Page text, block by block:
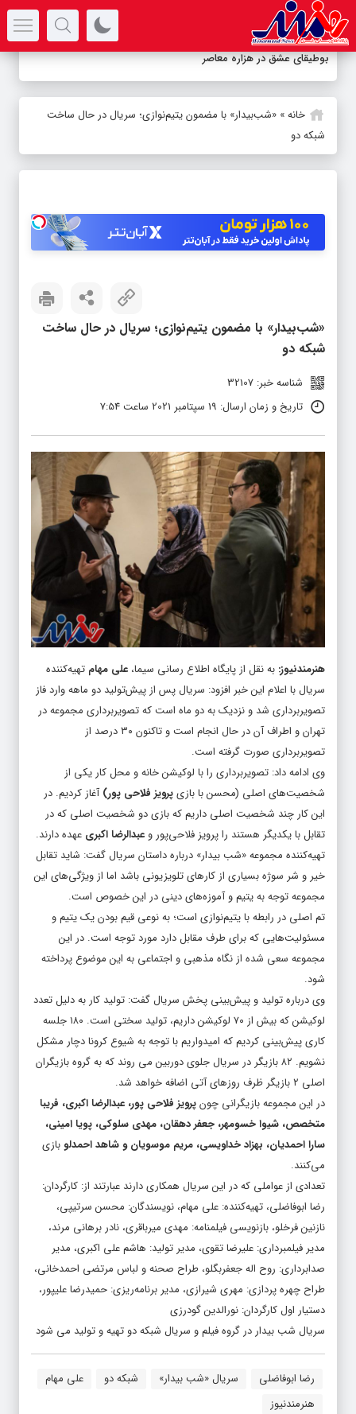
بوطیقای عشق در هزاره معاصر
خانه» «شب‌بیدار» با مضمون یتیم‌نوازی؛‌ سریال در حال ساخت
شبکه دو
«شب‌بیدار» با مضمون یتیم‌نوازی؛‌ سریال در حال ساخت
شبکه دو
شناسه خبر: 32107
تاریخ و زمان ارسال: 19 سپتامبر 2021 ساعت 7:54
هنرمندنیوز: به نقل از پایگاه اطلاع رسانی سیما، علی مهام تهیه‌کننده
سریال با اعلام این خبر افزود: سریال پس از پیش‌تولید دو ماهه وارد فاز
تصویربرداری شد و نزدیک به دو ماه است که تصویربرداری مجموعه در
تهران و اطراف آن در حال انجام است و تاکنون ۳۰ درصد از
تصویربرداری صورت گرفته است.
وی ادامه داد: تصویربرداری را با لوکیشن خانه و محل کار یکی از
شخصیت‌های اصلی (محسن با بازیپرویز فلاحی پور)آغاز کردیم. در
این کار چند شخصیت اصلی داریم که بازی دو شخصیت اصلی که در
تقابل با یکدیگر هستند را پرویز فلاحی‌پور وعبدالرضا اکبری عهده دارند.
تهیه‌کننده مجموعه«شب بیدار» درباره داستان سریال گفت: شاید تقابل
خیر و شر سوژه بسیاری از کارهای تلویزیونی باشد اما از ویژگی‌های این
مجموعه توجه به یتیم و آموزه‌های دینی در این خصوص است.
تم اصلی در رابطه بایتیم‌نوازی است؛ به نوعی قیم بودن یک یتیم و
مسئولیت‌هایی که برای طرف مقابل دارد مورد توجه است. در این
مجموعه سعی شده از نگاه مذهبی و اجتماعی به این موضوع پرداخته
شود.
وی درباره تولید و پیش‌بینی پخش سریال گفت: تولید کار به دلیل تعدد
لوکیشن که بیش از ۷۰ لوکیشن داریم، تولید سختی است. ۱۸۰ جلسه
کاری پیش‌بینی کردیم که امیدواریم با توجه به شیوع کرونا دچار مشکل
نشویم. ۸۲ بازیگر در سریال جلوی دوربین می روند که به گروه بازیگران
اصلی ۲ بازیگر ظرف روزهای آتی اضافه خواهد شد.
در این مجموعه بازیگرانی چونپرویز فلاحی پور، عبدالرضا اکبری، فریبا
متخصص، شیوا خسومهر، جعفر دهقان، مهدی سلوکی، پویا امینی،
سارا احمدیان، بهزاد خداویسی، مریم موسویان و شاهد احمدلوبازی
می‌کنند.
تعدادی از عواملی که در این سریال همکاری دارند عبارتند از: کارگردان:
رضا ابوفاضلی، تهیه‌کننده: علی مهام، نویسندگان: محسن سرتیپی،
نازنین فرخلو، بازنویسی فیلمنامه: مهدی میرباقری، نادر برهانی مرند،
مدیر فیلمبرداری: علیرضا تقوی، مدیر تولید: هاشم علی اکبری، مدیر
صدابرداری: روح اله جعفربگلو، طراح صحنه و لباس مرتضی احمدخانی،
طراح چهره پردازی: مهری شیرازی، مدیر برنامه‌ریزی: حمیدرضا علیپور،
دستیار اول کارگردان: نورالدین گودرزی
سریال شب بیدار درگروه فیلم و سریال شبکه دوتهیه و تولید می شود
رضا ابوفاضلی سریال «شب بیدار» شبکه دو
علی مهام
هنرمندنیوز